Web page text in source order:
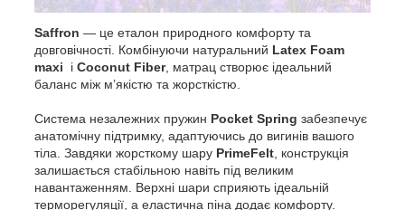
Saffron — це еталон природного комфорту та
довговічності. Комбінуючи натуральний Latex Foam
maxi
і Coconut Fiber, матрац створює ідеальний
баланс між м’якістю та жорсткістю.
Система незалежних пружин Pocket Spring забезпечує
анатомічну підтримку, адаптуючись до вигинів вашого
тіла. Завдяки жорсткому шару PrimeFelt , конструкція
залишається стабільною навіть під великим
навантаженням. Верхні шари сприяють ідеальній
терморегуляції, а еластична піна додає комфорту.